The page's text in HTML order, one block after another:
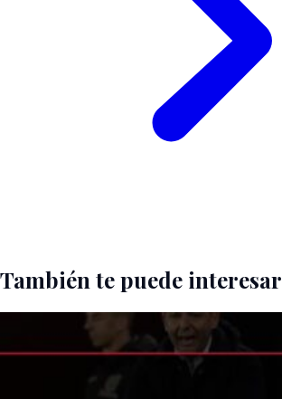
También te puede interesar